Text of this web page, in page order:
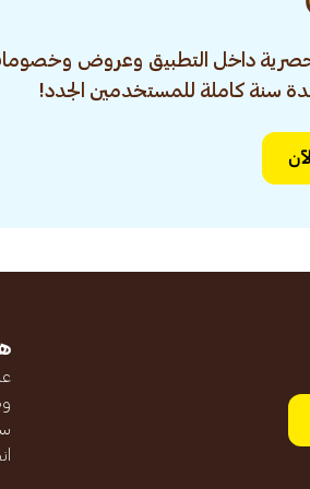
حصرية داخل التطبيق وعروض
سنة كاملة للمستخدمين الجدد!